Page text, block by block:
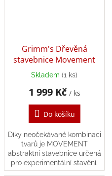
Grimm's Dřevěná
stavebnice Movement
Skladem (1 ks)
1 999 Kč / ks
Do košíku
Díky neočekávané kombinaci
tvarů je MOVEMENT
abstraktní stavebnice určená
pro experimentální stavění.
Několik základních